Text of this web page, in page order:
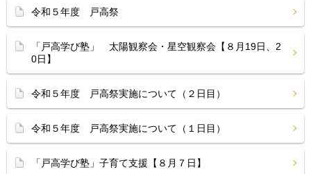
令和５年度 戸高祭
「戸高学び塾」 太陽観察会・星空観察会【８月19日、2
0日】
令和５年度 戸高祭実施について（２日目）
令和５年度 戸高祭実施について（１日目）
「戸高学び塾」子育て支援【８月７日】